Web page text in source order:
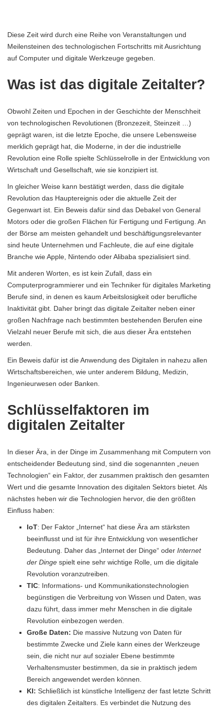
Diese Zeit wird durch eine Reihe von Veranstaltungen und
Meilensteinen des technologischen Fortschritts mit Ausrichtung
auf Computer und digitale Werkzeuge gegeben.
Was ist das digitale Zeitalter?
Obwohl Zeiten und Epochen in der Geschichte der Menschheit
von technologischen Revolutionen (Bronzezeit, Steinzeit …)
geprägt waren, ist die letzte Epoche, die unsere Lebensweise
merklich geprägt hat, die Moderne, in der die industrielle
Revolution eine Rolle spielte Schlüsselrolle in der Entwicklung von
Wirtschaft und Gesellschaft, wie sie konzipiert ist.
In gleicher Weise kann bestätigt werden, dass die digitale
Revolution das Hauptereignis oder die aktuelle Zeit der
Gegenwart ist. Ein Beweis dafür sind das Debakel von General
Motors oder die großen Flächen für Fertigung und Fertigung. An
der Börse am meisten gehandelt und beschäftigungsrelevanter
sind heute Unternehmen und Fachleute, die auf eine digitale
Branche wie Apple, Nintendo oder Alibaba spezialisiert sind.
Mit anderen Worten, es ist kein Zufall, dass ein
Computerprogrammierer und ein Techniker für digitales Marketing
Berufe sind, in denen es kaum Arbeitslosigkeit oder berufliche
Inaktivität gibt. Daher bringt das digitale Zeitalter neben einer
großen Nachfrage nach bestimmten bestehenden Berufen eine
Vielzahl neuer Berufe mit sich, die aus dieser Ära entstehen
werden.
Ein Beweis dafür ist die Anwendung des Digitalen in nahezu allen
Wirtschaftsbereichen, wie unter anderem Bildung, Medizin,
Ingenieurwesen oder Banken.
Schlüsselfaktoren im
digitalen Zeitalter
In dieser Ära, in der Dinge im Zusammenhang mit Computern von
entscheidender Bedeutung sind, sind die sogenannten „neuen
Technologien“ ein Faktor, der zusammen praktisch den gesamten
Wert und die gesamte Innovation des digitalen Sektors bietet. Als
nächstes heben wir die Technologien hervor, die den größten
Einfluss haben:
IoT: Der Faktor „Internet“ hat diese Ära am stärksten
beeinflusst und ist für ihre Entwicklung von wesentlicher
Bedeutung. Daher das „Internet der Dinge“ oder Internet
der Dinge spielt eine sehr wichtige Rolle, um die digitale
Revolution voranzutreiben.
TIC: Informations- und Kommunikationstechnologien
begünstigen die Verbreitung von Wissen und Daten, was
dazu führt, dass immer mehr Menschen in die digitale
Revolution einbezogen werden.
Große Daten: Die massive Nutzung von Daten für
bestimmte Zwecke und Ziele kann eines der Werkzeuge
sein, die nicht nur auf sozialer Ebene bestimmte
Verhaltensmuster bestimmen, da sie in praktisch jedem
Bereich angewendet werden können.
KI: Schließlich ist künstliche Intelligenz der fast letzte Schritt
des digitalen Zeitalters. Es verbindet die Nutzung des